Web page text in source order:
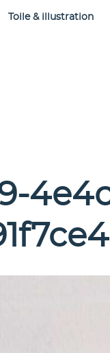
Toile & illustration